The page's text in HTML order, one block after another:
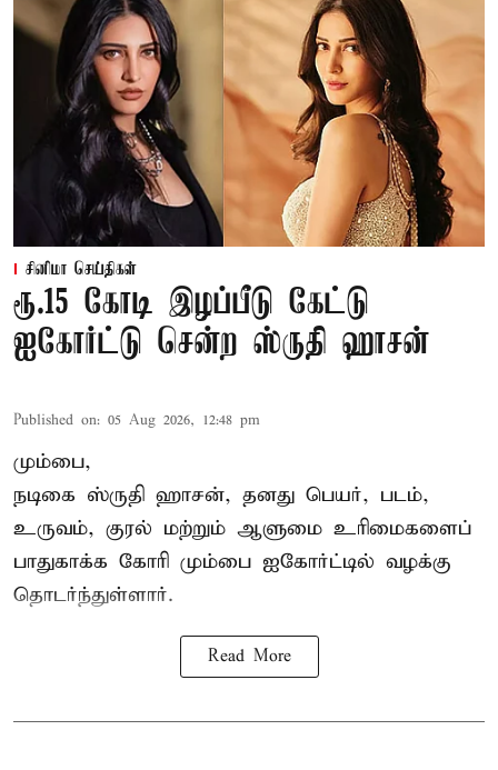
சினிமா செய்திகள்
ரூ.15 கோடி இழப்பீடு கேட்டு
ஐகோர்ட்டு சென்ற ஸ்ருதி ஹாசன்
Published on: 05 Aug 2026, 12:48 pm
மும்பை,
நடிகை ஸ்ருதி ஹாசன், தனது பெயர், படம்,
உருவம், குரல் மற்றும் ஆளுமை உரிமைகளைப்
பாதுகாக்க கோரி மும்பை ஐகோர்ட்டில் வழக்கு
தொடர்ந்துள்ளார்.
Read More